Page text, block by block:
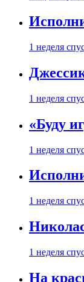
1 неделя
1 неделя
«Буду
1 неделя
1 неделя
1 неделя
На